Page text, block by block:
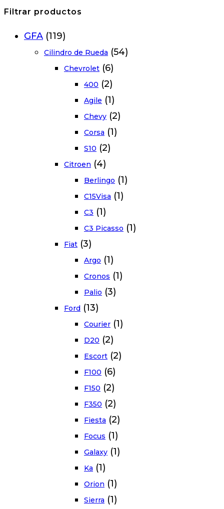
Filtrar productos
GFA (119)
Cilindro de Rueda (54)
Chevrolet (6)
400 (2)
Agile (1)
Chevy (2)
Corsa (1)
S10 (2)
Citroen (4)
Berlingo (1)
C15Visa (1)
C3 (1)
C3 Picasso (1)
Fiat (3)
Argo (1)
Cronos (1)
Palio (3)
Ford (13)
Courier (1)
D20 (2)
Escort (2)
F100 (6)
F150 (2)
F350 (2)
Fiesta (2)
Focus (1)
Galaxy (1)
Ka (1)
Orion (1)
Sierra (1)